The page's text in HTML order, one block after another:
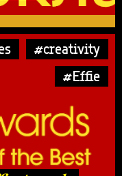
#creativity
#Effie